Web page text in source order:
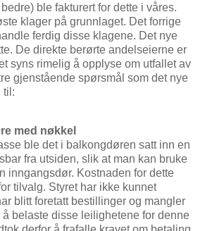
ble fakturert for dette i våres.
klager på grunnlaget. Det forrige
ferdig disse klagene. Det nye
De direkte berørte andelseierne er
syns rimelig å opplyse om utfallet av
gjenstående spørsmål som det nye
til:
med nøkkel
ble det i balkongdøren satt inn en
fra utsiden, slik at man kan bruke
inngangsdør. Kostnaden for dette
tilvalg. Styret har ikke kunnet
blitt foretatt bestillinger og mangler
belaste disse leilighetene for denne